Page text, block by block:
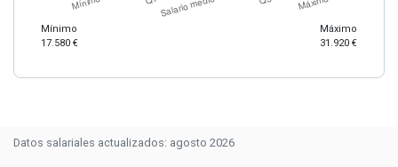
Mínimo
17.580 €
Máximo
31.920 €
Datos salariales actualizados: agosto 2026